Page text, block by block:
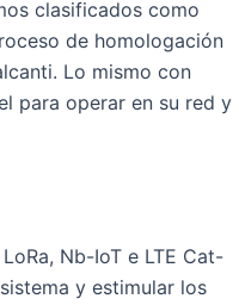
clasificados como
de homologación
Lo mismo con
para operar en su red y
Nb-IoT e LTE Cat-
y estimular los